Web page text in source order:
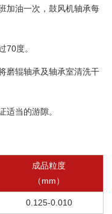
加油一次，鼓风机轴承每
70度。
磨辊轴承及轴承室清洗干
适当的游隙。
成品粒度
（mm）
0.125-0.010